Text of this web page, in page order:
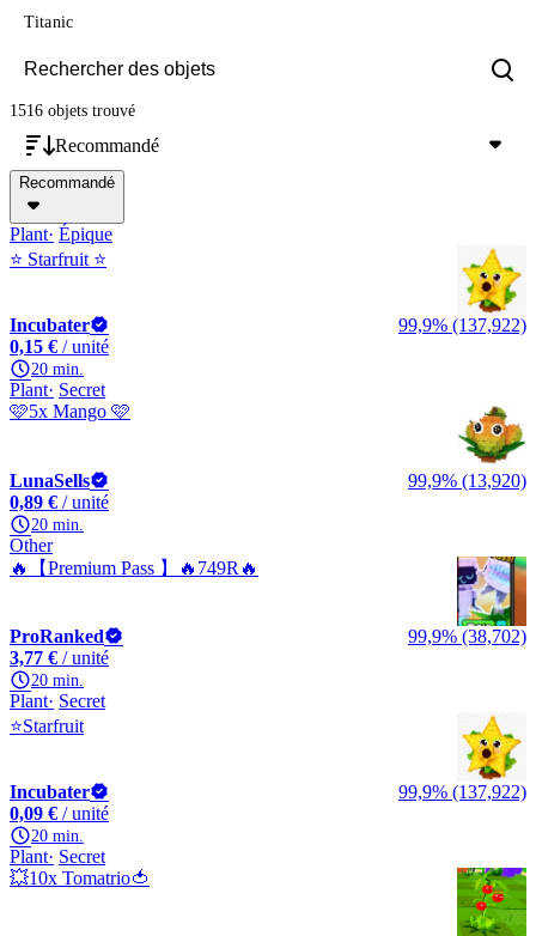
Titanic
1516 objets trouvé
Recommandé
Recommandé
Plant Épique
⭐ Starfruit ⭐
Incubater
99,9% (137,922)
0,15 € / unité
20 min.
Plant Secret
🩷5x Mango 🩷
LunaSells
99,9% (13,920)
0,89 € / unité
20 min.
Other
🔥【Premium Pass 】🔥749R🔥
ProRanked
99,9% (38,702)
3,77 € / unité
20 min.
Plant Secret
⭐Starfruit
Incubater
99,9% (137,922)
0,09 € / unité
20 min.
Plant Secret
💥10x Tomatrio🍅